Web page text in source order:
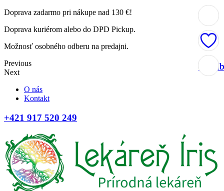
Doprava zadarmo pri nákupe nad 130 €!
Doprava kuriérom alebo do DPD Pickup.
Možnosť osobného odberu na predajni.
Previous
Next
O nás
Kontakt
+421 917 520 249